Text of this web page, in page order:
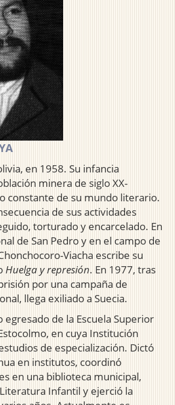
en 1958. Su infancia
minera de siglo XX-
constante de su mundo literario.
de sus actividades
torturado y encarcelado. En
de San Pedro y en el campo de
Viacha escribe su
Huelga y represión. En 1977, tras
por una campaña de
llega exiliado a Suecia.
de la Escuela Superior
en cuya Institución
de especialización. Dictó
en institutos, coordinó
en una biblioteca municipal,
Infantil y ejerció la